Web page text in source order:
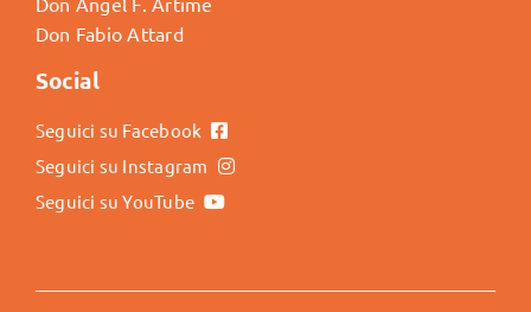
Don Fabio Attard
Social
Seguici su Facebook
Seguici su Instagram
Seguici su YouTube